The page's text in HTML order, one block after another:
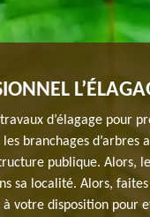
d’élagage pour
les branchages
publique. Alors,
sa localité. Alors,
votre disposition pour